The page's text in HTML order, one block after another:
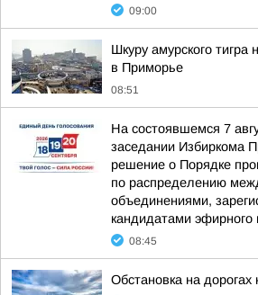
09:00
Шкуру амурского тигра
в Приморье
08:51
На состоявшемся 7
заседании Избиркома
решение о Порядке
по распределению
объединениями,
кандидатами эфирного
08:45
Обстановка на дорогах